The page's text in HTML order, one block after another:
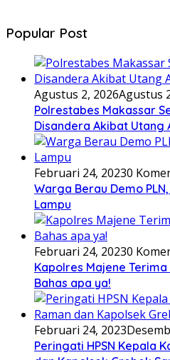
Popular Post
Agustus 2, 2026Agustus
Polrestabes Makassar
Disandera Akibat Utang
Februari 24, 20230
Warga Berau Demo
Lampu
Februari 24, 20230
Kapolres Majene Terima
Bahas apa ya!
Februari 24, 2023
Peringati HPSN Kepala